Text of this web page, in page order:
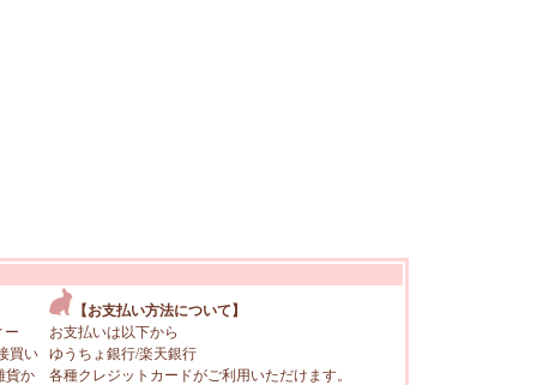
ー
買い
貨か
【お支払い方法について】
お支払いは以下から
ゆうちょ銀行/楽天銀行
各種クレジットカードがご利用いただけます。